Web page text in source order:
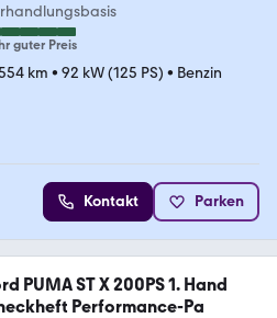
guter Preis
km • 92 kW (125 PS) • Benzin
Kontakt Parken
PUMA ST X 200PS 1. Hand
Performance-Pa